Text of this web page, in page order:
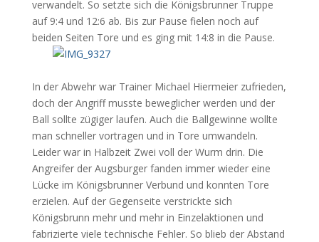
verwandelt. So setzte sich die Königsbrunner Truppe
auf 9:4 und 12:6 ab. Bis zur Pause fielen noch auf
beiden Seiten Tore und es ging mit 14:8 in die Pause.
In der Abwehr war Trainer Michael Hiermeier zufrieden,
doch der Angriff musste beweglicher werden und der
Ball sollte zügiger laufen. Auch die Ballgewinne wollte
man schneller vortragen und in Tore umwandeln.
Leider war in Halbzeit Zwei voll der Wurm drin. Die
Angreifer der Augsburger fanden immer wieder eine
Lücke im Königsbrunner Verbund und konnten Tore
erzielen. Auf der Gegenseite verstrickte sich
Königsbrunn mehr und mehr in Einzelaktionen und
fabrizierte viele technische Fehler. So blieb der Abstand